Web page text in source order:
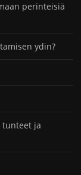
perinteisiä
ydin?
tunteet ja